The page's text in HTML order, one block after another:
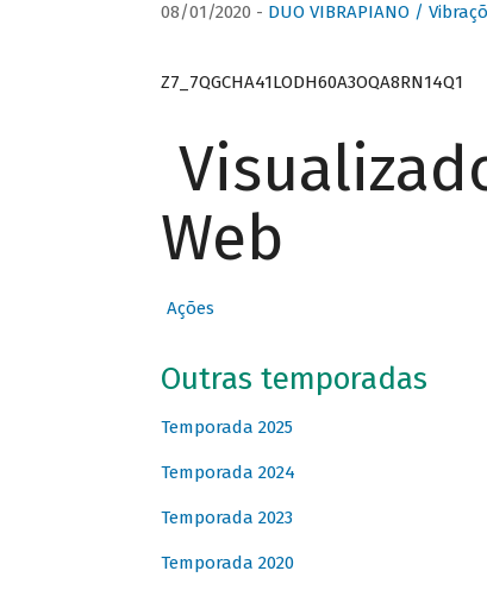
08/01/2020 - DUO VIBRAPIANO /
Z7_7QGCHA41LODH60A3OQA8RN14Q1
Web
Ações
Outras temporadas
Temporada 2025
Temporada 2024
Temporada 2023
Temporada 2020